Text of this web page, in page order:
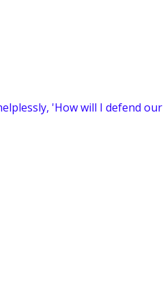
'How will I defend our